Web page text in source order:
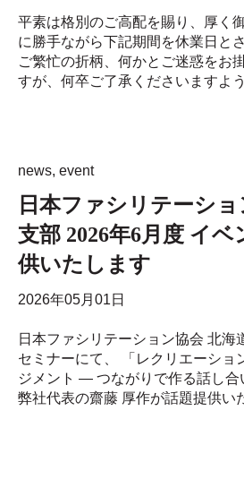
平素は格別のご高配を賜り、厚く
に勝手ながら下記期間を休業日と
ご繁忙の折柄、何かとご迷惑をお
すが、何卒ご了承くださいますよ
news, event
日本ファシリテーシ
支部 2026年6月度 イ
供いたします
2026年05月01日
日本ファシリテーション協会 北海
セミナーにて、 「レクリエーショ
ジメント ― つながりで作る話し合
弊社代表の齋藤 厚作が話題提供い